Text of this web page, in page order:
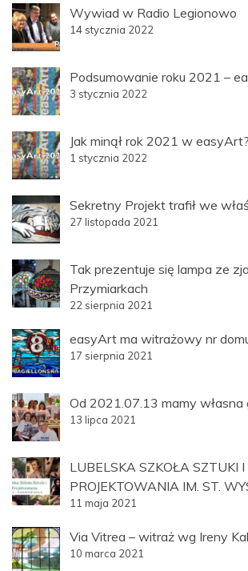
Wywiad w Radio Legionowo
14 stycznia 2022
Podsumowanie roku 2021 –
3 stycznia 2022
Jak minął rok 2021 w easyArt?
1 stycznia 2022
Sekretny Projekt trafił we
27 listopada 2021
Tak prezentuje się lampa ze
Przymiarkach
22 sierpnia 2021
easyArt ma witrażowy nr
17 sierpnia 2021
Od 2021.07.13 mamy własna
13 lipca 2021
LUBELSKA SZKOŁA SZTUKI I
PROJEKTOWANIA IM. ST.
11 maja 2021
Via Vitrea – witraż wg Ireny
10 marca 2021